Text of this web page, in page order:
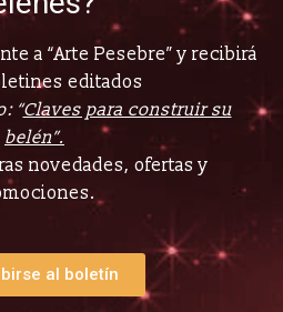
a “Arte Pesebre” y recibirá
editados
“Claves para construir su
belén”.
novedades, ofertas y
al boletín